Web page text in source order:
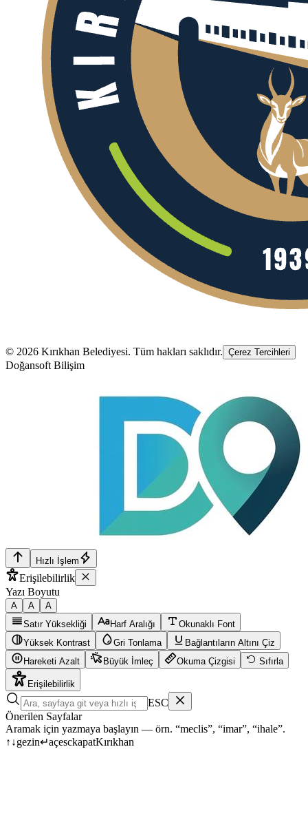
© 2026 Kırıkhan Belediyesi. Tüm hakları saklıdır. Çerez Tercihleri
Doğansoft Bilişim
Hızlı İşlem
Erişilebilirlik
Yazı Boyutu
A A
A
Satır Yüksekliği
Harf Aralığı
Okunaklı Font
Yüksek Kontrast
Gri Tonlama
Bağlantıların Altını Çiz
Hareketi Azalt
Büyük İmleç Okuma Çizgisi Sıfırla
Erişilebilirlik
ESC
Önerilen Sayfalar
Aramak için yazmaya başlayın — örn. “meclis”, “imar”, “ihale”.
↑ ↓gezin↵açesckapatKırıkhan